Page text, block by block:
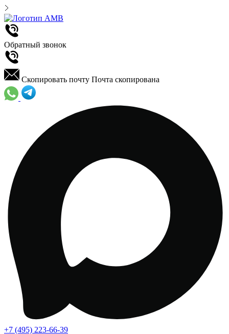
Обратный звонок
Скопировать почту Почта скопирована
+7 (495) 223-66-39